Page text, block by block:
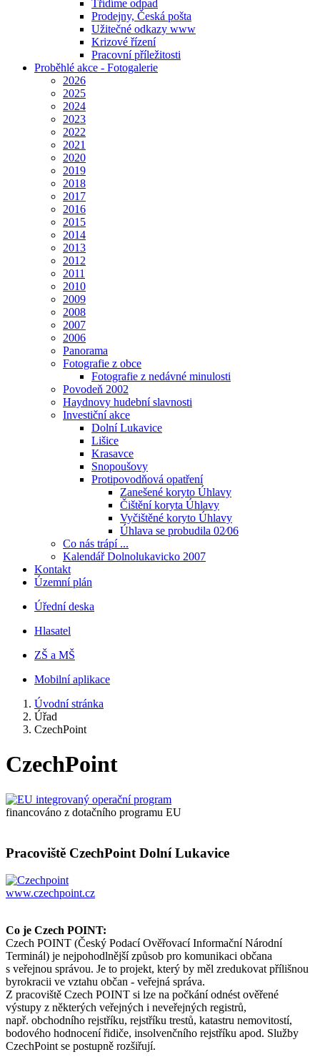
Třídíme odpad
Prodejny, Česká pošta
Užitečné odkazy www
Krizové řízení
Pracovní příležitosti
Proběhlé akce - Fotogalerie
2026
2025
2024
2023
2022
2021
2020
2019
2018
2017
2016
2015
2014
2013
2012
2011
2010
2009
2008
2007
2006
Panorama
Fotografie z obce
Fotografie z nedávné minulosti
Povodeň 2002
Haydnovy hudební slavnosti
Investiční akce
Dolní Lukavice
Lišice
Krasavce
Snopoušovy
Protipovodňová opatření
Zanešené koryto Úhlavy
Čištění koryta Úhlavy
Vyčištěné koryto Úhlavy
Úhlava se probudila 02⁄06
Co nás trápí ...
Kalendář Dolnolukavicko 2007
Kontakt
Územní plán
Úřední deska
Hlasatel
ZŠ a MŠ
Mobilní aplikace
Úvodní stránka
Úřad
CzechPoint
CzechPoint
financováno z dotačního programu EU
Pracoviště CzechPoint Dolní Lukavice
www.czechpoint.cz
Co je Czech POINT:
Czech POINT (Český Podací Ověřovací Informační Národní
Terminál) je nejpohodlnější způsob pro komunikaci občana
s veřejnou správou. Je to projekt, který by měl zredukovat přílišnou
byrokracii ve vztahu občan - veřejná správa.
Z pracoviště Czech POINT si lze na počkání odnést ověřené
výstupy z některých veřejných i neveřejných registrů,
např. obchodního rejstříku, rejstříku trestů, katastru nemovitostí,
bodového hodnocení řidiče, insolvenčního rejstříku apod. Služby
CzechPoint se postupně rozšiřují.